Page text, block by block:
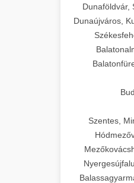
📦
🎁
🔥
Dunaföldvár,
Dunaújváros,
Szentes,